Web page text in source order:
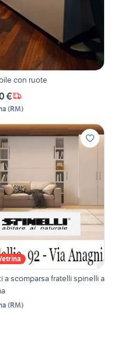
con ruote
€
(RM)
a scomparsa fratelli spinelli a
(RM)